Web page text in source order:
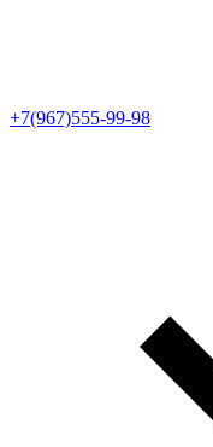
+7(967)555-99-98